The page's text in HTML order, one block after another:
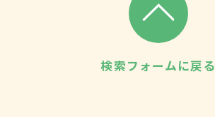
検索フォームに戻る